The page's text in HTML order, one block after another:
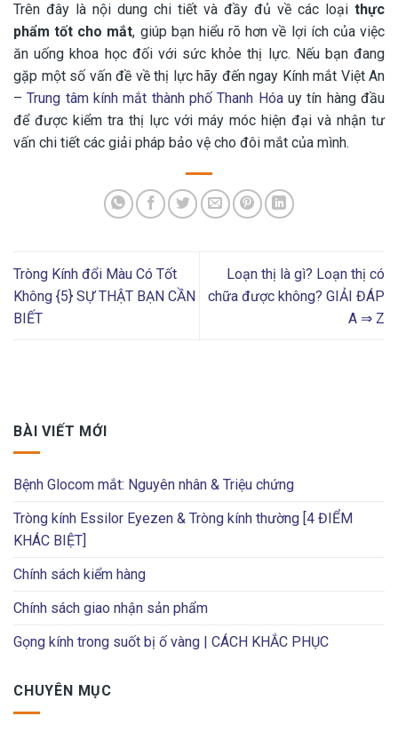
Trên đây là nội dung chi tiết và đầy đủ về các loại thực
phẩm tốt cho mắt, giúp bạn hiểu rõ hơn về lợi ích của việc
ăn uống khoa học đối với sức khỏe thị lực. Nếu bạn đang
gặp một số vấn đề về thị lực hãy đến ngay Kính mắt Việt An
–Trung tâm kính mắt thành phố Thanh Hóauy tín hàng đầu
để được kiểm tra thị lực với máy móc hiện đại và nhận tư
vấn chi tiết các giải pháp bảo vệ cho đôi mắt của mình.
Tròng Kính đổi Màu Có Tốt
Không {5} SỰ THẬT BẠN CẦN
BIẾT
Loạn thị là gì? Loạn thị có
chữa được không? GIẢI ĐÁP
A ⇒ Z
BÀI VIẾT MỚI
Bệnh Glocom mắt: Nguyên nhân & Triệu chứng
Tròng kính Essilor Eyezen & Tròng kính thường [4 ĐIỂM
KHÁC BIỆT]
Chính sách kiểm hàng
Chính sách giao nhận sản phẩm
Gọng kính trong suốt bị ố vàng | CÁCH KHẮC PHỤC
CHUYÊN MỤC